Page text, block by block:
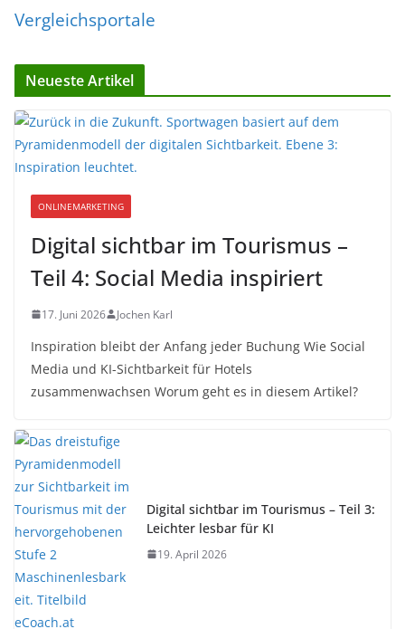
Vergleichsportale
Neueste Artikel
ONLINEMARKETING
Digital sichtbar im Tourismus –
Teil 4: Social Media inspiriert
17. Juni 2026 Jochen Karl
Inspiration bleibt der Anfang jeder Buchung Wie Social
Media und KI-Sichtbarkeit für Hotels
zusammenwachsen Worum geht es in diesem Artikel?
Digital sichtbar im Tourismus – Teil 3:
Leichter lesbar für KI
19. April 2026